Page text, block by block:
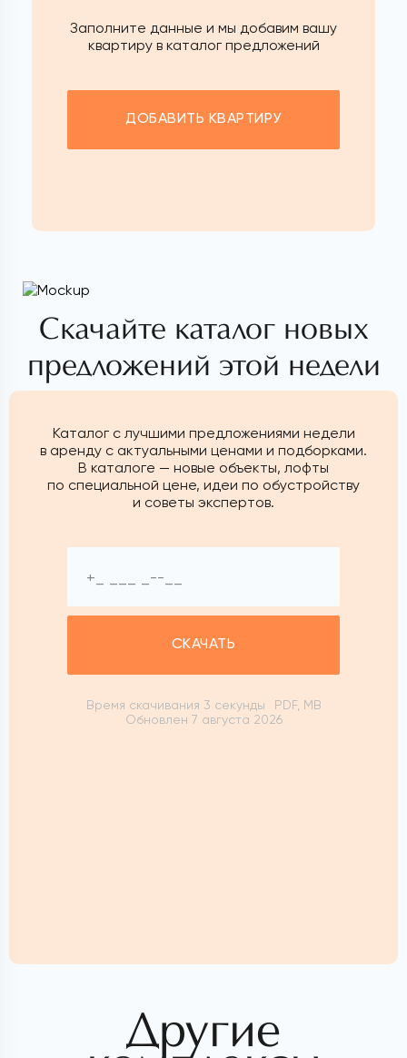
Заполните данные и мы добавим вашу
квартиру в каталог предложений
ДОБАВИТЬ КВАРТИРУ
Скачайте каталог новых
предложений этой недели
Каталог с лучшими предложениями недели
в аренду с актуальными ценами и подборками.
В каталоге — новые объекты, лофты
по специальной цене, идеи по обустройству
и советы экспертов.
СКАЧАТЬ
Время скачивания 3 секунды
PDF, MB
Обновлен 7 августа 2026
Другие